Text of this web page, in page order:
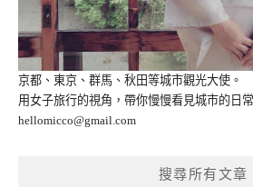
京都、東京、群馬、秋田等城市觀光大使。
用女子旅行的視角，帶你慢慢看見城市的日
hellomicco@gmail.com
搜尋所有文章